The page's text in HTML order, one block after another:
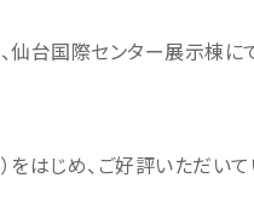
、仙台国際センター展示
をはじめ、ご好評いただ